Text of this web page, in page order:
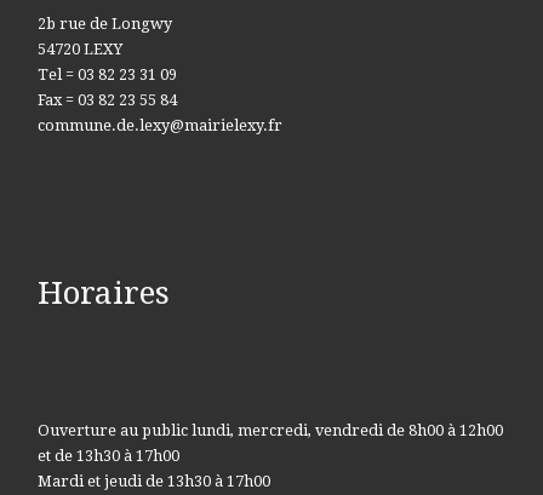
2b rue de Longwy
54720 LEXY
Tel = 03 82 23 31 09
Fax = 03 82 23 55 84
commune.de.lexy@mairielexy.fr
Horaires
Ouverture au public lundi, mercredi, vendredi de 8h00 à 12h00
et de 13h30 à 17h00
Mardi et jeudi de 13h30 à 17h00